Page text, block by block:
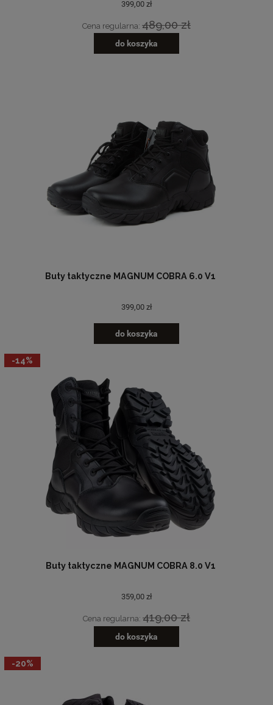
399,00 zł
Cena regularna: 489,00 zł
do koszyka
Buty taktyczne MAGNUM COBRA 6.0 V1
399,00 zł
do koszyka
Buty taktyczne MAGNUM COBRA 8.0 V1
359,00 zł
Cena regularna: 419,00 zł
do koszyka
-14%
-20%